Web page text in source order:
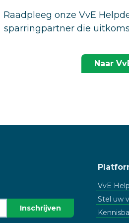
Raadpleeg onze VvE
sparringpartner die
Naar
VvE
Stel uw